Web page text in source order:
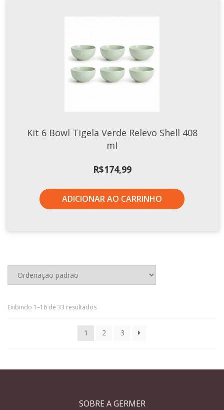
Kit 6 Bowl Tigela Verde Relevo Shell 408
ml
R$174,99
ADICIONAR AO CARRINHO
Exibindo 1–16 de 33 resultados
1 2 3
SOBRE A GERMER